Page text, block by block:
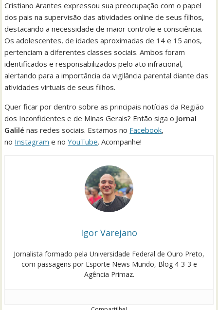
Cristiano Arantes expressou sua preocupação com o papel
dos pais na supervisão das atividades online de seus filhos,
destacando a necessidade de maior controle e consciência.
Os adolescentes, de idades aproximadas de 14 e 15 anos,
pertenciam a diferentes classes sociais. Ambos foram
identificados e responsabilizados pelo ato infracional,
alertando para a importância da vigilância parental diante das
atividades virtuais de seus filhos.
Quer ficar por dentro sobre as principais notícias da Região
dos Inconfidentes e de Minas Gerais? Então siga o Jornal
Galilé nas redes sociais. Estamos no Facebook,
no Instagram e noYouTube. Acompanhe!
Igor Varejano
Jornalista formado pela Universidade Federal de Ouro Preto,
com passagens por Esporte News Mundo, Blog 4-3-3 e
Agência Primaz.